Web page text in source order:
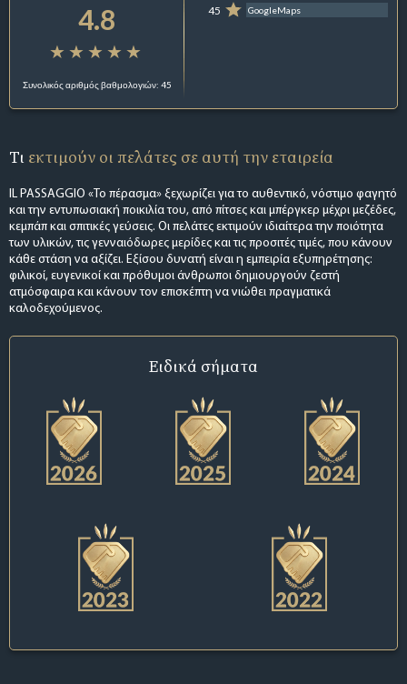
4.8
Συνολικός αριθμός βαθμολογιών: 45
45 GoogleMaps
Τι εκτιμούν οι πελάτες σε αυτή την εταιρεία
IL PASSAGGIO «Το πέρασμα» ξεχωρίζει για το αυθεντικό, νόστιμο φαγητό
και την εντυπωσιακή ποικιλία του, από πίτσες και μπέργκερ μέχρι μεζέδες,
κεμπάπ και σπιτικές γεύσεις. Οι πελάτες εκτιμούν ιδιαίτερα την ποιότητα
των υλικών, τις γενναιόδωρες μερίδες και τις προσιτές τιμές, που κάνουν
κάθε στάση να αξίζει. Εξίσου δυνατή είναι η εμπειρία εξυπηρέτησης:
φιλικοί, ευγενικοί και πρόθυμοι άνθρωποι δημιουργούν ζεστή
ατμόσφαιρα και κάνουν τον επισκέπτη να νιώθει πραγματικά
καλοδεχούμενος.
Ειδικά σήματα